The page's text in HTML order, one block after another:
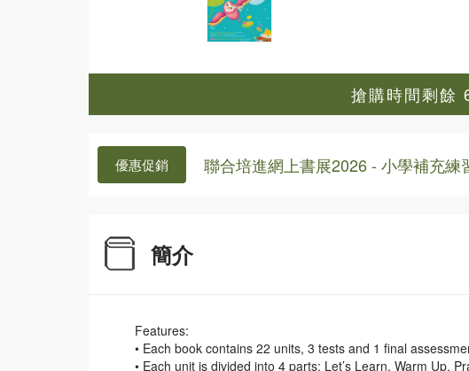
搶購時間剩餘
優惠促銷 聯合培進網上書展2026 - 小學補充練
簡介
Features:
• Each book contains 22 units, 3 tests and 1 final
• Each unit is divided into 4 parts: Let’s Learn, Warm Up,